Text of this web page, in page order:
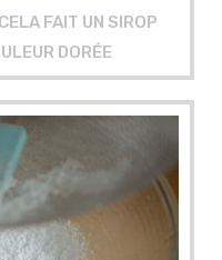
FAIT UN SIROP
DORÉE